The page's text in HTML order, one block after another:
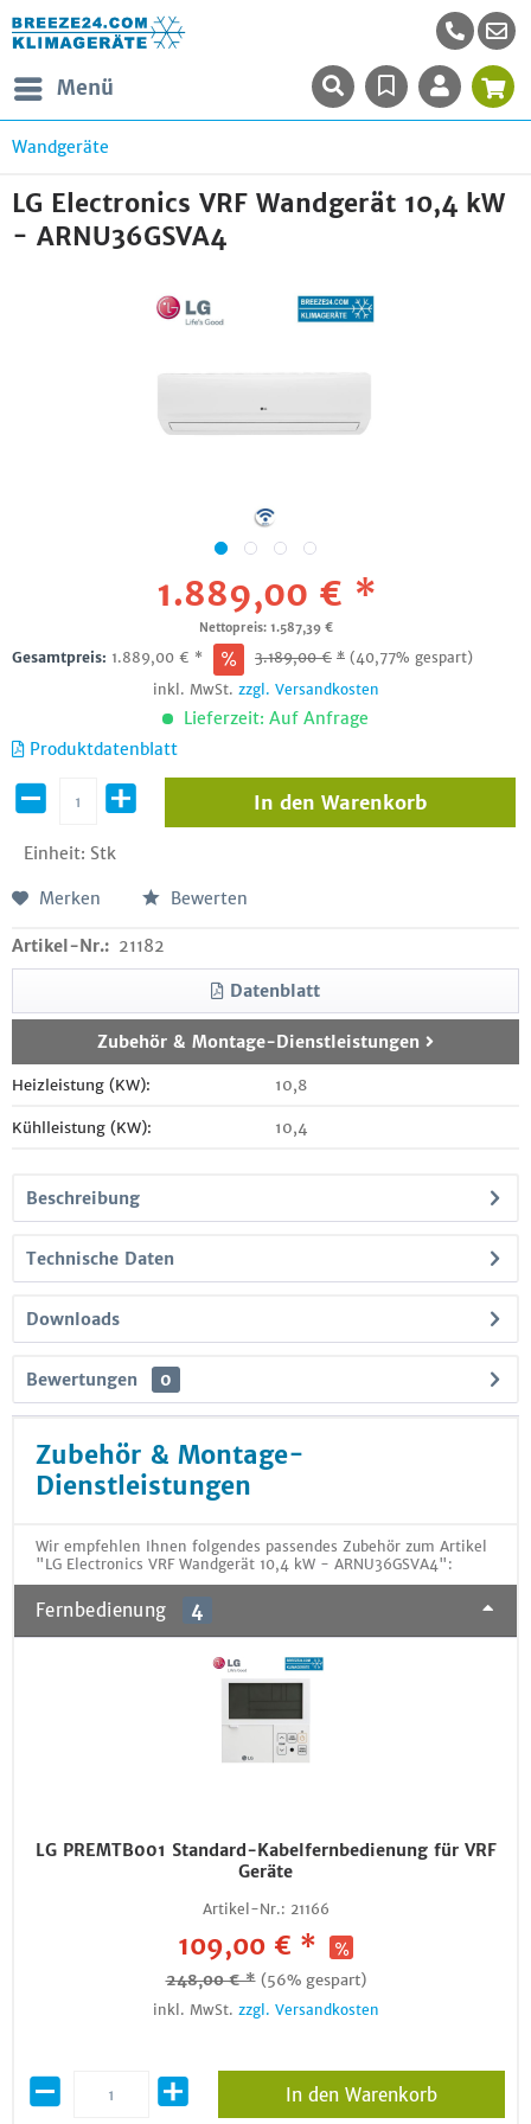
Menü
Wandgeräte
LG Electronics VRF Wandgerät 10,4 kW
- ARNU36GSVA4
1.889,00 € *
Nettopreis: 1.587,39 €
Gesamtpreis: 1.889,00 € * 3.189,00€ * (40,77% gespart)
inkl. MwSt. zzgl. Versandkosten
Lieferzeit: Auf Anfrage
Produktdatenblatt
Einheit: Stk
In den Warenkorb
Merken Bewerten
Artikel-Nr.: 21182
Datenblatt
Zubehör & Montage-Dienstleistungen
Heizleistung (KW): 10,8
Kühlleistung (KW): 10,4
Beschreibung
Technische Daten
Downloads
Bewertungen 0
Zubehör & Montage-
Dienstleistungen
Wir empfehlen Ihnen folgendes passendes Zubehör zum Artikel
"LG Electronics VRF Wandgerät 10,4 kW - ARNU36GSVA4":
Fernbedienung 4
LG PREMTB001 Standard-Kabelfernbedienung für VRF
Geräte
Artikel-Nr.: 21166
109,00 € *
248,00 € * (56% gespart)
inkl. MwSt. zzgl. Versandkosten
In den Warenkorb